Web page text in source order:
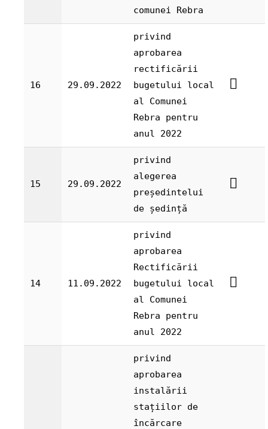
comunei Rebra
16 29.09.2022
privind
aprobarea
rectificării
bugetului local
al Comunei
Rebra pentru
anul 2022
15 29.09.2022
privind
alegerea
președintelui
de ședință
14 11.09.2022
privind
aprobarea
Rectificării
bugetului local
al Comunei
Rebra pentru
anul 2022
privind
aprobarea
instalării
stațiilor de
încărcare